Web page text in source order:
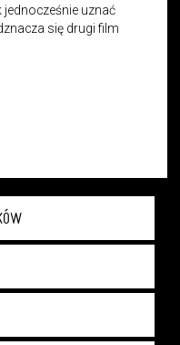
jednocześnie uznać
się drugi film